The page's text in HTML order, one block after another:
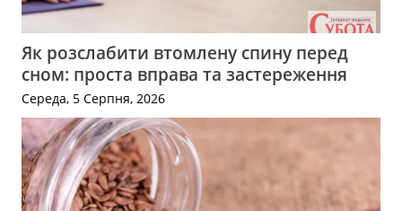
Як розслабити втомлену спину перед
сном: проста вправа та застереження
Середа, 5 Серпня, 2026